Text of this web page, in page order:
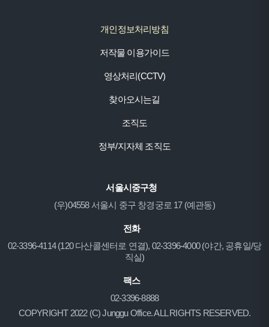
개인정보처리방침
저작물 이용가이드
영상처리(CCTV)
찾아오시는길
조직도
정부/지자체 조직도
서울시중구청
(우)04558 서울시 중구 창경궁로 17 (예관동)
전화
02-3396-4114 (120 다산콜센터로 연결), 02-3396-4000 (야간, 공휴일/당
직실)
팩스
02-3396-8888
COPYRIGHT 2022 (C) Junggu Office. ALL RIGHTS RESERVED.